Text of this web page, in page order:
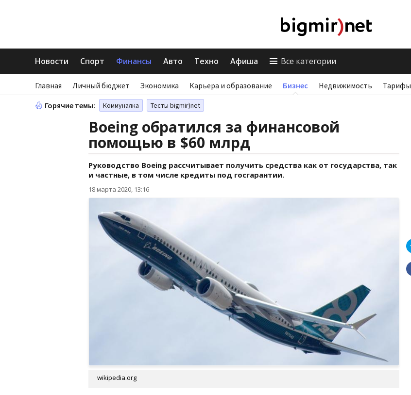
Новости Спорт Финансы Авто Техно Афиша Все категории
Главная Личный бюджет Экономика Карьера и образование Бизнес Недвижимость Тарифы
Горячие темы: Коммуналка Тесты bigmir)net
Boeing обратился за финансовой
помощью в $60 млрд
Руководство Boeing рассчитывает получить средства как от государства, так
и частные, в том числе кредиты под госгарантии.
18 марта 2020, 13:16
wikipedia.org